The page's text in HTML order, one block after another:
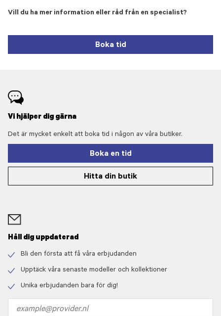
Vill du ha mer information eller råd från en specialist?
Boka tid
Vi hjälper dig gärna
Det är mycket enkelt att boka tid i någon av våra butiker.
Boka en tid
Hitta din butik
Håll dig uppdaterad
icon
Bli den första att få våra erbjudanden
icon
Upptäck våra senaste modeller och kollektioner
Unika erbjudanden bara för dig!
address